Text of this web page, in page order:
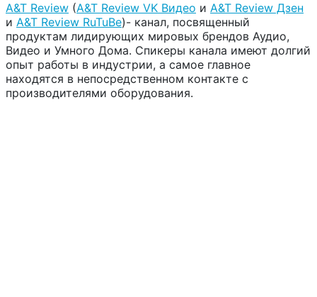
A&T Review (A&T Review VK Видео и A&T Review Дзен
и A&T Review RuTuBe)- канал, посвященный
продуктам лидирующих мировых брендов Аудио,
Видео и Умного Дома. Спикеры канала имеют долгий
опыт работы в индустрии, а самое главное
находятся в непосредственном контакте с
производителями оборудования.